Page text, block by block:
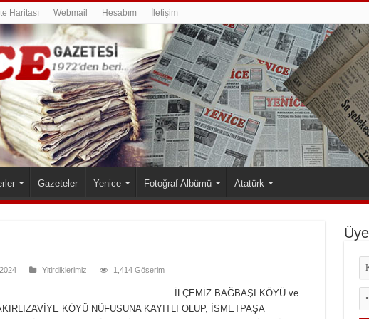
Haritası Webmail Hesabım İletişim
Gazeteler Yenice Fotoğraf Albümü Atatürk
Yitirdiklerimiz 1,414 Göserim
İLÇEMİZ BAĞBAŞI KÖYÜ ve
KÖYÜ NÜFUSUNA KAYITLI OLUP, İSMETPAŞA